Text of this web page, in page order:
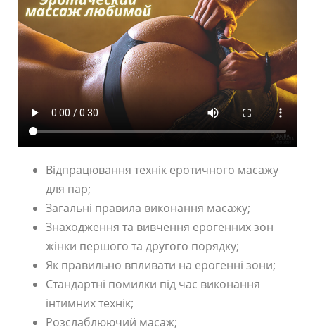
Відпрацювання технік еротичного масажу
для пар;
Загальні правила виконання масажу;
Знаходження та вивчення ерогенних зон
жінки першого та другого порядку;
Як правильно впливати на ерогенні зони;
Стандартні помилки під час виконання
інтимних технік;
Розслаблюючий масаж;